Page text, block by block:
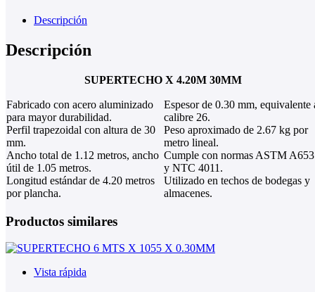
Descripción
Descripción
SUPERTECHO X 4.20M 30MM
Fabricado con acero aluminizado
para mayor durabilidad.
Perfil trapezoidal con altura de 30
mm.
Ancho total de 1.12 metros, ancho
útil de 1.05 metros.
Longitud estándar de 4.20 metros
por plancha.
Espesor de 0.30 mm, equivalente
calibre 26.
Peso aproximado de 2.67 kg por
metro lineal.
Cumple con normas ASTM A653
y NTC 4011.
Utilizado en techos de bodegas y
almacenes.
Productos similares
Vista rápida